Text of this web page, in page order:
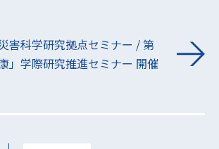
害科学研究拠点セミナー / 第
」学際研究推進セミナー 開催